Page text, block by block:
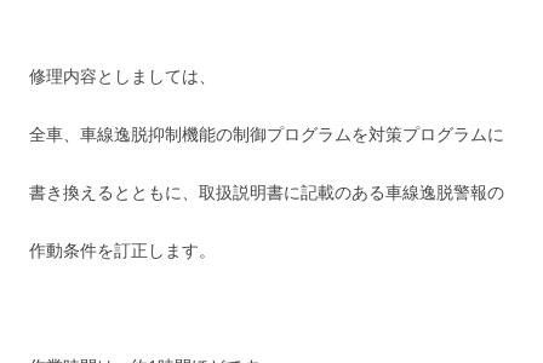
修理内容としましては、
全車、車線逸脱抑制機能の制御プログラムを対策プログラムに
書き換えるとともに、取扱説明書に記載のある車線逸脱警報の
作動条件を訂正します。